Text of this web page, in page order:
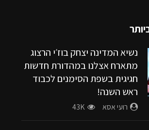
נשיא המדינה יצחק בוז׳י הרצוג
מתארח אצלנו במהדורת חדשות
חגיגית בשפת הסימנים לכבוד
ראש השנה!
רועי אסא 43K